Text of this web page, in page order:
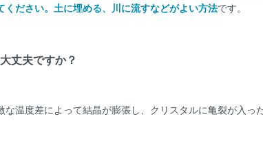
ださい。土に埋める、川に流すなどがよい方法です。
丈夫ですか？
温度差によって結晶が膨張し、クリスタルに亀裂が入